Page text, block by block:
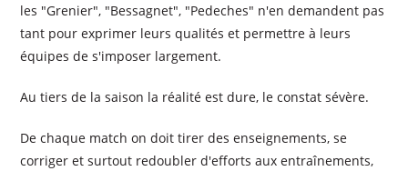
les "Grenier", "Bessagnet", "Pedeches" n'en demandent pas
tant pour exprimer leurs qualités et permettre à leurs
équipes de s'imposer largement.
Au tiers de la saison la réalité est dure, le constat sévère.
De chaque match on doit tirer des enseignements, se
corriger et surtout redoubler d'efforts aux entraînements,